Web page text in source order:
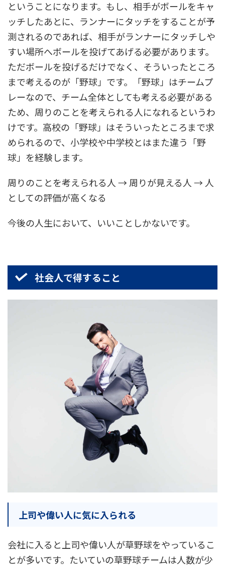
ということになります。もし、相手がボールをキャ
ッチしたあとに、ランナーにタッチをすることが予
測されるのであれば、相手がランナーにタッチしや
すい場所へボールを投げてあげる必要があります。
ただボールを投げるだけでなく、そういったところ
まで考えるのが「野球」です。「野球」はチームプ
レーなので、チーム全体としても考える必要がある
ため、周りのことを考えられる人になれるというわ
けです。高校の「野球」はそういったところまで求
められるので、小学校や中学校とはまた違う「野
球」を経験します。
周りのことを考えられる人 → 周りが見える人 → 人
としての評価が高くなる
今後の人生において、いいことしかないです。
社会人で得すること
上司や偉い人に気に入られる
会社に入ると上司や偉い人が草野球をやっているこ
とが多いです。たいていの草野球チームは人数が少